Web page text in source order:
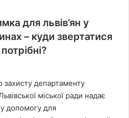
для львів’ян у
– куди звертатися
захисту департаменту
міської ради надає
допомогу для